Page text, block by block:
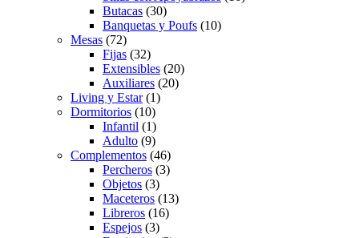
Butacas (30)
Banquetas y Poufs (10)
Mesas (72)
Fijas (32)
Extensibles (20)
Auxiliares (20)
Living y Estar(1)
Dormitorios (10)
Infantil (1)
Adulto (9)
Complementos (46)
Percheros (3)
Objetos (3)
Maceteros (13)
Libreros (16)
Espejos (3)